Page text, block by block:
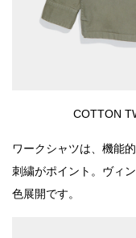
COTTON
ワークシャツは、機能
刺繍がポイント。ヴィ
色展開です。